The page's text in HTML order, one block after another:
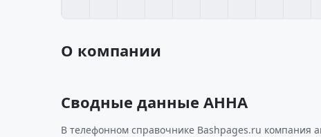
О компании
Сводные данные АННА
В телефонном справочнике Bashpages.ru компания